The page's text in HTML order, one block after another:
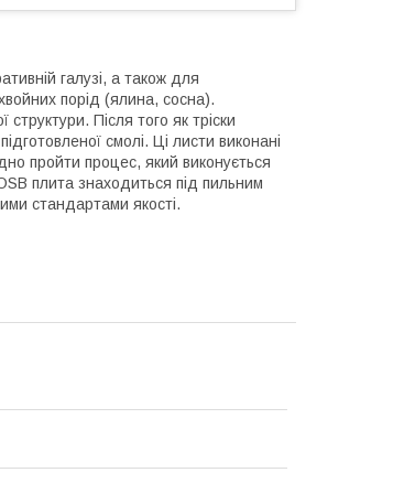
галузі, а також для
порід (ялина, сосна).
Після того як тріски
смолі. Ці листи виконані
пройти процес, який виконується
плита знаходиться під пильним
стандартами якості.